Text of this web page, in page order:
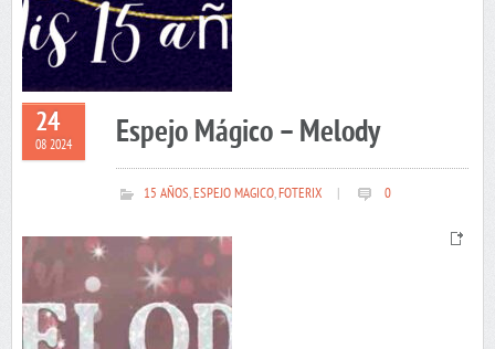
24
08 2024 Espejo Mágico – Melody
15 AÑOS,ESPEJO MAGICO,FOTERIX 0